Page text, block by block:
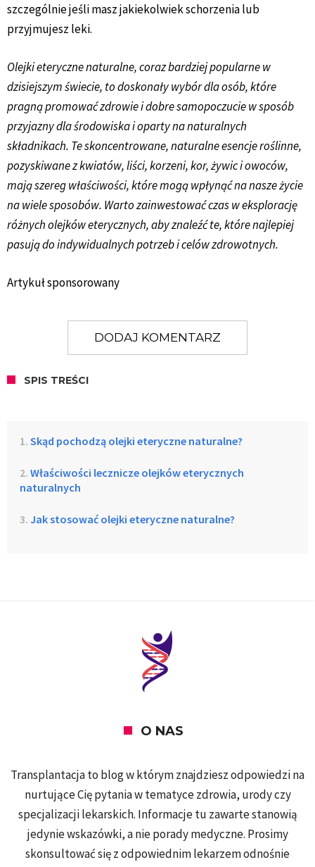
szczególnie jeśli masz jakiekolwiek schorzenia lub
przyjmujesz leki.
Olejki eteryczne naturalne, coraz bardziej popularne w
dzisiejszym świecie, to doskonały wybór dla osób, które
pragną promować zdrowie i dobre samopoczucie w sposób
przyjazny dla środowiska i oparty na naturalnych
składnikach. Te skoncentrowane, naturalne esencje roślinne,
pozyskiwane z kwiatów, liści, korzeni, kor, żywic i owoców,
mają szereg właściwości, które mogą wpłynąć na nasze życie
na wiele sposobów. Warto zainwestować czas w eksplorację
różnych olejków eterycznych, aby znaleźć te, które najlepiej
pasują do indywidualnych potrzeb i celów zdrowotnych.
Artykuł sponsorowany
DODAJ KOMENTARZ
SPIS TREŚCI
Skąd pochodzą olejki eteryczne naturalne?
Właściwości lecznicze olejków eterycznych
naturalnych
Jak stosować olejki eteryczne naturalne?
O NAS
Transplantacja to blog w którym znajdziesz odpowiedzi na
nurtujące Cię pytania w tematyce zdrowia, urody czy
specjalizacji lekarskich. Informacje tu zawarte stanowią
jedynie wskazówki, a nie porady medyczne. Prosimy
skonsultować się z odpowiednim lekarzem odnośnie